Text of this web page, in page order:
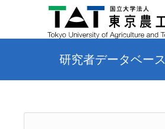
研究者データベース